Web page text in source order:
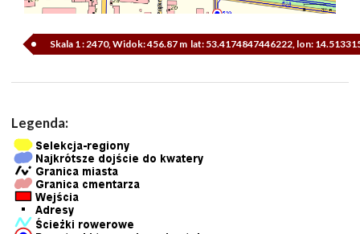
Skala 1 : 2470, Widok: 456.87 m lat: 53.4174847446222, lon:
Legenda: